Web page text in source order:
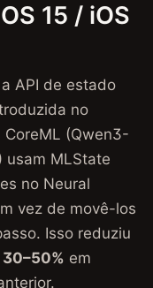
15 / iOS
API de estado
no
CoreML (Qwen3-
usam MLState
no Neural
vez de movê-los
Isso reduziu
30–50% em